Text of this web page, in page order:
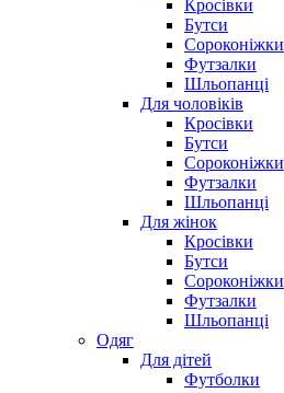
Кросівки
Бутси
Сороконіжки
Футзалки
Шльопанці
Для чоловіків
Кросівки
Бутси
Сороконіжки
Футзалки
Шльопанці
Для жінок
Кросівки
Бутси
Сороконіжки
Футзалки
Шльопанці
Одяг
Для дітей
Футболки